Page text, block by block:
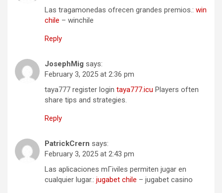
Las tragamonedas ofrecen grandes premios.: win
chile – winchile
Reply
JosephMig says:
February 3, 2025 at 2:36 pm
taya777 register login taya777.icu Players often
share tips and strategies.
Reply
PatrickCrern says:
February 3, 2025 at 2:43 pm
Las aplicaciones mГіviles permiten jugar en
cualquier lugar.: jugabet chile – jugabet casino